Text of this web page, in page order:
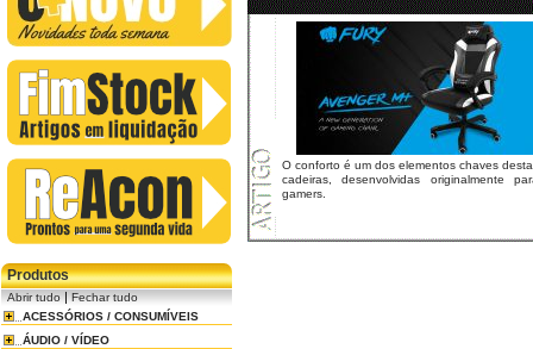
Produtos
Abrir tudo|Fechar tudo
ACESSÓRIOS / CONSUMÍVEIS
ÁUDIO / VÍDEO
O conforto é um dos elementos chaves
cadeiras, desenvolvidas originalmente
gamers.